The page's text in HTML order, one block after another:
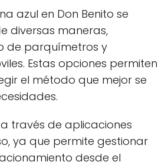
azul en Don Benito se
diversas maneras,
de parquímetros y
Estas opciones permiten
el método que mejor se
través de aplicaciones
ya que permite gestionar
desde el